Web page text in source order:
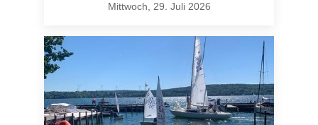
Mittwoch, 29. Juli 2026